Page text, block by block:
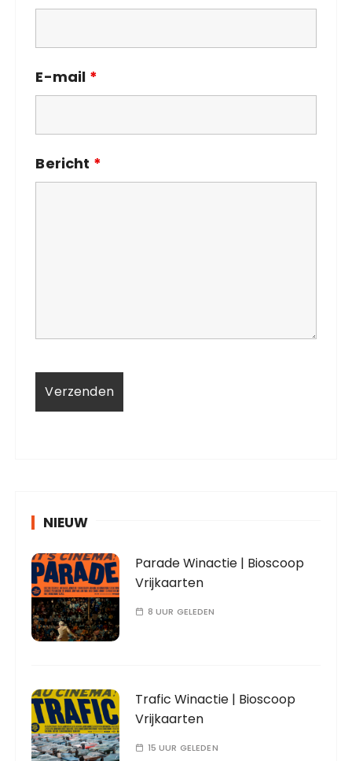
E-mail *
Bericht *
NIEUW
Parade Winactie | Bioscoop
Vrijkaarten
8 UUR GELEDEN
Trafic Winactie | Bioscoop
Vrijkaarten
15 UUR GELEDEN